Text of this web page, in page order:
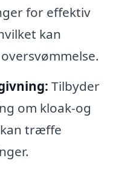
for effektiv
kan
Tilbyder
om kloak-og
træffe